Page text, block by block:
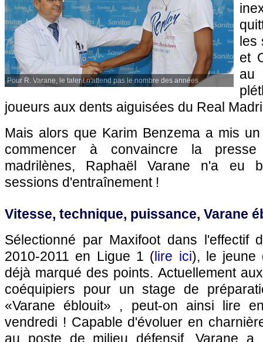
Pour R. Varane, le talent n'attend pas le nombre des années
les
et
au
joueurs aux dents aiguisées du Real
Mais alors que Karim Benzema a mis
commencer à convaincre la
madrilènes, Raphaël Varane n'a eu
sessions d'entraînement !
Vitesse, technique, puissance, Varane
Sélectionné par Maxifoot dans l'effectif
2010-2011 en Ligue 1 (lire ici), le jeune
déjà marqué des points. Actuellement
coéquipiers pour un stage de
«Varane éblouit» , peut-on ainsi lire
vendredi ! Capable d'évoluer en
au poste de milieu défensif, Varane